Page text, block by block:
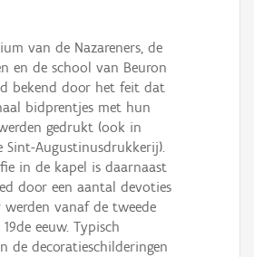
van de Nazareners, de
en de school van Beuron
bekend door het feit dat
bidprentjes met hun
gedrukt (ook in
Sint-Augustinusdrukkerij).
in de kapel is daarnaast
door een aantal devoties
vanaf de tweede
eeuw. Typisch
de decoratieschilderingen